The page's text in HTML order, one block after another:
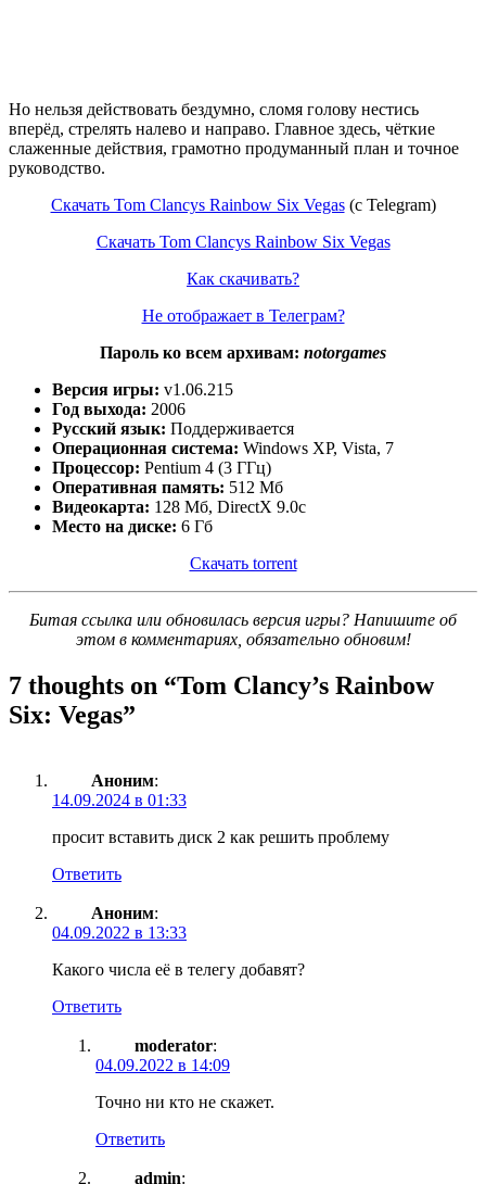
Но нельзя действовать бездумно, сломя голову нестись
вперёд, стрелять налево и направо. Главное здесь, чёткие
слаженные действия, грамотно продуманный план и точное
руководство.
Скачать Tom Clancys Rainbow Six Vegas(с Telegram)
Скачать Tom Clancys Rainbow Six Vegas
Как скачивать?
Не отображает в Телеграм?
Пароль ко всем архивам: notorgames
Версия игры: v1.06.215
Год выхода: 2006
Русский язык: Поддерживается
Операционная система: Windows XP, Vista, 7
Процессор: Pentium 4 (3 ГГц)
Оперативная память: 512 Мб
Видеокарта: 128 Мб, DirectX 9.0c
Место на диске: 6 Гб
Скачать torrent
Битая ссылка или обновилась версия игры? Напишите об
этом в комментариях, обязательно обновим!
7 thoughts on “Tom Clancy’s Rainbow
Six: Vegas”
Аноним:
14.09.2024 в 01:33
просит вставить диск 2 как решить проблему
Ответить
Аноним:
04.09.2022 в 13:33
Какого числа её в телегу добавят?
Ответить
moderator:
04.09.2022 в 14:09
Точно ни кто не скажет.
Ответить
admin: